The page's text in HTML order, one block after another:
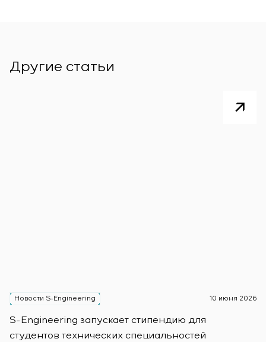
Другие статьи
Новости S-Engineering 10 июня 2026
S-Engineering запускает стипендию для
студентов технических специальностей